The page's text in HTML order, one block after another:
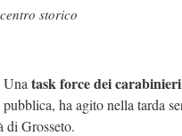
storico
Una task force dei carabinieri
ha agito nella tarda
di Grosseto.